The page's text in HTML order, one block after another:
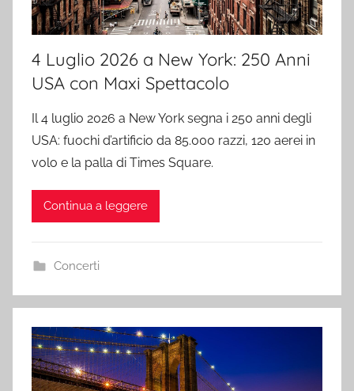
4 Luglio 2026 a New York: 250 Anni
USA con Maxi Spettacolo
Il 4 luglio 2026 a New York segna i 250 anni degli
USA: fuochi d’artificio da 85.000 razzi, 120 aerei in
volo e la palla di Times Square.
Continua a leggere
Concerti